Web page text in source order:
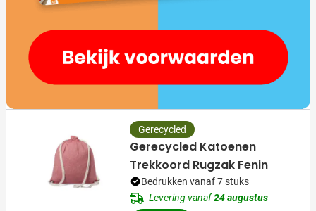
Gerecycled
Gerecycled Katoenen
Trekkoord Rugzak Fenin
Bedrukken vanaf 7 stuks
Levering vanaf24 augustus